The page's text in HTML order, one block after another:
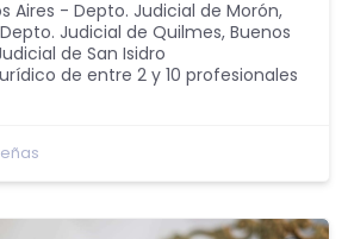
Aires - Depto. Judicial de Morón,
Judicial de Quilmes, Buenos
de San Isidro
de entre 2 y 10 profesionales